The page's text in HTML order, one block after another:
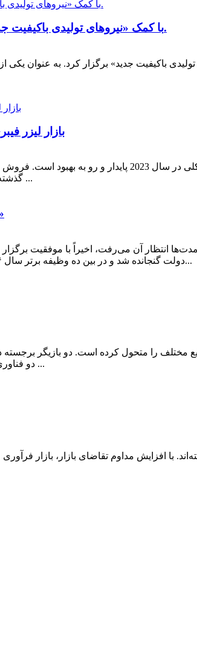
با کمک «نیروهای تولیدی باکیفیت جدید»، جینان به توسعه خوشه‌ای صنعت لیزر دست یافته است.
باکیفیت جدید» برگزار کرد. به عنوان یکی
بازار لیزر
گذشته 5.6 درصد افزایش یافته است. علاوه بر این، حجم کلی فروش فیبر چین ...
فناوری لیزر: کمک به ظهور
اجلاس چهاردهمین کنگره ملی خلق چین در سال ۲۰۲۴ که مدت‌ها انتظار
دولت گنجانده شد و در بین ده وظیفه برتر سال ۲۰۲۴ رتبه اول را به خود اختصاص داد و توجه بسیاری را به خود جلب کرد...
مختلف را متحول کرده است. دو بازیگر
دو فناوری‌های پیشرفته‌ای ارائه می‌دهند، اما تفاوت‌های متمایزی دارند که می‌تواند ...
با افزایش مداوم تقاضای بازار، بازار